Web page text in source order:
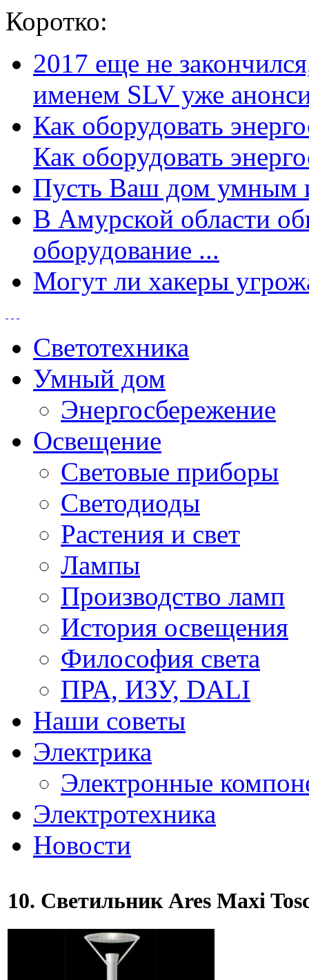
Коротко:
2017 еще не
именем SLV уже
Как оборудовать
Как оборудовать
Пусть Ваш дом умным
В Амурской области
оборудование ...
Могут ли хакеры
Светотехника
Умный дом
Энергосбережение
Освещение
Световые приборы
Светодиоды
Растения и свет
Лампы
Производство ламп
История освещения
Философия света
ПРА, ИЗУ, DALI
Наши советы
Электрика
Электронные
Электротехника
Новости
10. Светильник Ares Maxi